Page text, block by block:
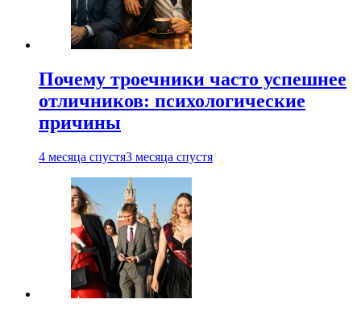
Почему троечники часто успешнее
отличников: психологические
причины
4 месяца спустя3 месяца спустя